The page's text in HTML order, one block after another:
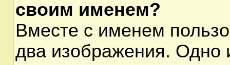
своим именем?
Вместе с именем
два изображения. Одно